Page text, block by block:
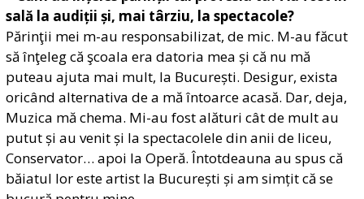
sală la audiții și, mai târziu, la spectacole?
Părinţii mei m-au responsabilizat, de mic. M-au făcut
să înţeleg că şcoala era datoria mea și că nu mă
puteau ajuta mai mult, la București. Desigur, exista
oricând alternativa de a mă întoarce acasă. Dar, deja,
Muzica mă chema. Mi-au fost alături cât de mult au
putut și au venit și la spectacolele din anii de liceu,
Conservator… apoi la Operă. Întotdeauna au spus că
băiatul lor este artist la București și am simțit că se